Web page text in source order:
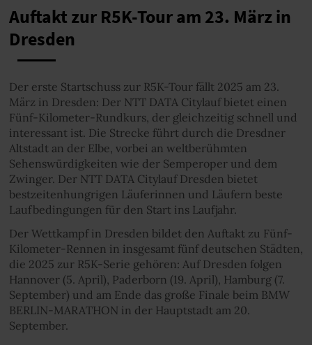
Auftakt zur R5K-Tour am 23. März in
Dresden
Der erste Startschuss zur R5K-Tour fällt 2025 am 23.
März in Dresden: Der NTT DATA Citylauf bietet einen
Fünf-Kilometer-Rundkurs, der gleichzeitig schnell und
interessant ist. Die Strecke führt durch die Dresdner
Altstadt an der Elbe, vorbei an weltberühmten
Sehenswürdigkeiten wie der Semperoper und dem
Zwinger. Der NTT DATA Citylauf Dresden bietet
bestzeitenhungrigen Läuferinnen und Läufern beste
Laufbedingungen für den Start ins Laufjahr.
Der Wettkampf in Dresden bildet den Auftakt zu Fünf-
Kilometer-Rennen in insgesamt fünf deutschen Städten,
die 2025 zur R5K-Serie gehören: Auf Dresden folgen
Hannover (5. April), Paderborn (19. April), Hamburg (7.
September) und am Ende das große Finale beim BMW
BERLIN-MARATHON in der Hauptstadt am 20.
September.